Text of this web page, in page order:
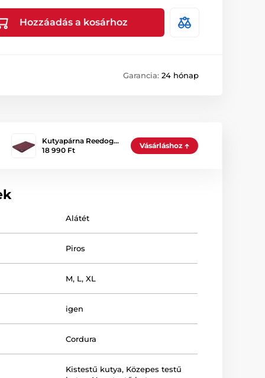
Hozzáadás a kosárhoz
Garancia: 24 hónap
Kutyapárna Reedog…
18 990 Ft
Vásárláshoz
Alátét
Piros
M, L,XL
igen
Cordura
Kistestű kutya, Közepes testű